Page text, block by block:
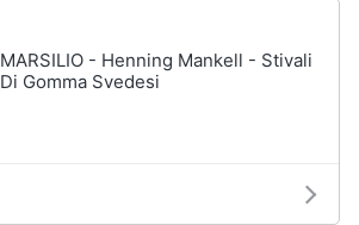
MARSILIO - Henning Mankell - Stivali
Di Gomma Svedesi